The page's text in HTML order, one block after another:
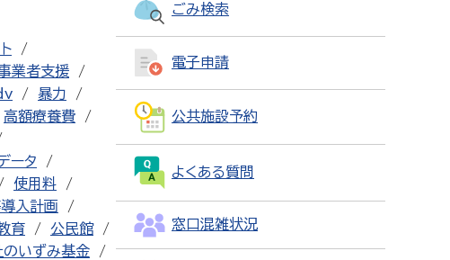
業者支援
暴力
高額療養費
ータ
使用料
入計画
育
公民館
のいずみ基金
ごみ検索
電子申請
公共施設予約
よくある質問
窓口混雑状況